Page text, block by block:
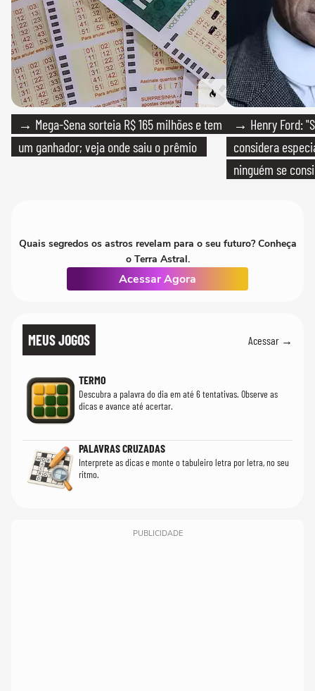
→ Mega-Sena sorteia R$ 165 milhões e tem
um ganhador; veja onde saiu o prêmio
→ Henry Ford:
considera
ninguém se
Quais segredos os astros revelam para o seu futuro? Conheça
o Terra Astral.
Acessar Agora
MEUS JOGOS Acessar →
TERMO
Descubra a palavra do dia em até 6 tentativas. Observe as
dicas e avance até acertar.
PALAVRAS CRUZADAS
Interprete as dicas e monte o tabuleiro letra por letra, no seu
ritmo.
PUBLICIDADE